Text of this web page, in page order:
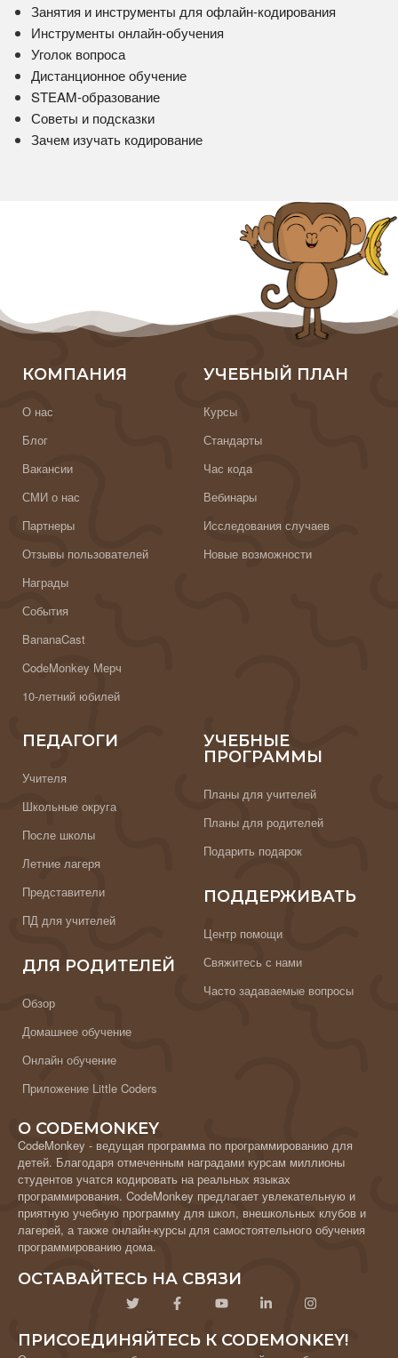
Занятия и инструменты для офлайн-кодирования
Инструменты онлайн-обучения
Уголок вопроса
Дистанционное обучение
STEAM-образование
Советы и подсказки
Зачем изучать кодирование
КОМПАНИЯ
О нас
Блог
Вакансии
СМИ о нас
Партнеры
Отзывы пользователей
Награды
События
BananaCast
CodeMonkey Мерч
10-летний юбилей
УЧЕБНЫЙ ПЛАН
Курсы
Стандарты
Час кода
Вебинары
Исследования случаев
Новые возможности
ПЕДАГОГИ
Учителя
Школьные округа
После школы
Летние лагеря
Представители
ПД для учителей
ДЛЯ РОДИТЕЛЕЙ
Обзор
Домашнее обучение
Онлайн обучение
Приложение Little Coders
УЧЕБНЫЕ
ПРОГРАММЫ
Планы для учителей
Планы для родителей
Подарить подарок
ПОДДЕРЖИВАТЬ
Центр помощи
Свяжитесь с нами
Часто задаваемые вопросы
О CODEMONKEY
CodeMonkey - ведущая программа по программированию для
детей. Благодаря отмеченным наградами курсам миллионы
студентов учатся кодировать на реальных языках
программирования. CodeMonkey предлагает увлекательную и
приятную учебную программу для школ, внешкольных клубов и
лагерей, а также онлайн-курсы для самостоятельного обучения
программированию дома.
ОСТАВАЙТЕСЬ НА СВЯЗИ
ПРИСОЕДИНЯЙТЕСЬ К CODEMONKEY!